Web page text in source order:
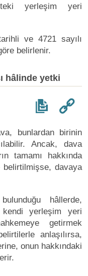
yerleşim yeri
ve 4721 sayılı
belirlenir.
hâlinde yetki
bunlardan birinin
Ancak, dava
tamamı hakkında
davaya
hâllerde,
kendi yerleşim yeri
getirmek
anlaşılırsa,
onun hakkındaki